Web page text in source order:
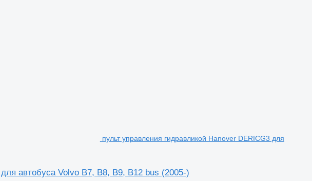
пульт управления гидравликой Hanover DERICG3 для
автобуса Volvo B7, B8, B9, B12 bus (2005-)